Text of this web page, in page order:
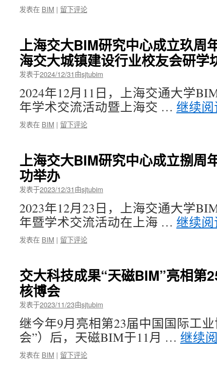
发表在 BIM | 留下评论
上海交大BIM研究中心成立玖周
海交大城镇建设行业校友会研学
发表于2024/12/31由sjtubim
2024年12月11日，上海交通大学
年学术交流活动暨上海交 … 继续
发表在 BIM | 留下评论
上海交大BIM研究中心成立捌周
功举办
发表于2023/12/31由sjtubim
2023年12月23日，上海交通大学
年暨学术交流活动在上海 … 继续
发表在 BIM | 留下评论
交大科技成果“天磁BIM”亮相第
核博会
发表于2023/11/23由sjtubim
继今年9月亮相第23届中国国际工
会”）后，天磁BIM于11月 … 继续
发表在 BIM | 留下评论